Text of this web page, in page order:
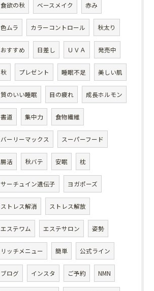
食欲の秋 ベースメイク 赤み
色ムラ カラーコントロール 秋太り
おすすめ 日差し ＵＶＡ 発売中
秋 プレゼント 睡眠不足 美しい肌
質のいい睡眠 目の疲れ 成長ホルモン
書道 集中力 食物繊維
バーリーマックス スーパーフード
腸活 秋バテ 安眠 枕
サーチュイン遺伝子 ヨガポーズ
ストレス解消 ストレス解放
エステワム エステサロン 姿勢
リッチメニュー 簡単 公式ライン
ブログ インスタ ご予約 NMN